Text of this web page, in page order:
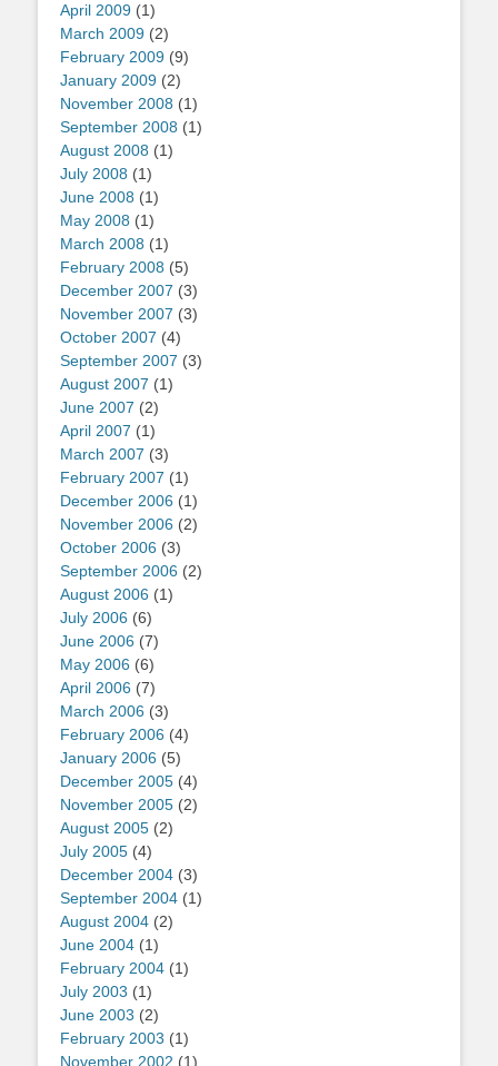
April 2009 (1)
March 2009 (2)
February 2009 (9)
January 2009 (2)
November 2008 (1)
September 2008 (1)
August 2008 (1)
July 2008 (1)
June 2008 (1)
May 2008 (1)
March 2008 (1)
February 2008 (5)
December 2007 (3)
November 2007 (3)
October 2007 (4)
September 2007 (3)
August 2007 (1)
June 2007 (2)
April 2007 (1)
March 2007 (3)
February 2007 (1)
December 2006 (1)
November 2006 (2)
October 2006 (3)
September 2006 (2)
August 2006 (1)
July 2006 (6)
June 2006 (7)
May 2006 (6)
April 2006 (7)
March 2006 (3)
February 2006 (4)
January 2006 (5)
December 2005 (4)
November 2005 (2)
August 2005 (2)
July 2005 (4)
December 2004 (3)
September 2004 (1)
August 2004 (2)
June 2004 (1)
February 2004 (1)
July 2003 (1)
June 2003 (2)
February 2003 (1)
November 2002 (1)